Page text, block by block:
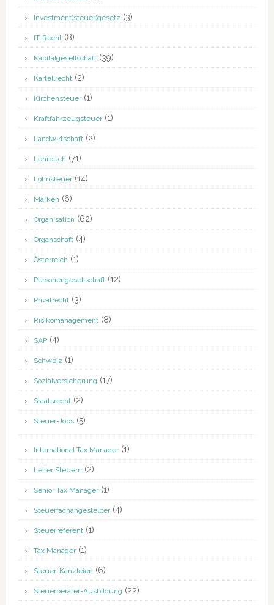
Investment(steuer)gesetz (3)
IT-Recht(8)
Kapitalgesellschaft(39)
Kartellrecht(2)
Kirchensteuer(1)
Kraftfahrzeugsteuer(1)
Landwirtschaft(2)
Lehrbuch (71)
Lohnsteuer(14)
Marken (6)
Organisation (62)
Organschaft(4)
Österreich (1)
Personengesellschaft(12)
Privatrecht(3)
Risikomanagement(8)
SAP(4)
Schweiz (1)
Sozialversicherung (17)
Staatsrecht(2)
Steuer-Jobs(5)
International Tax Manager(1)
Leiter Steuern (2)
Senior Tax Manager(1)
Steuerfachangestellter(4)
Steuerreferent(1)
Tax Manager(1)
Steuer-Kanzleien (6)
Steuerberater-Ausbildung (22)